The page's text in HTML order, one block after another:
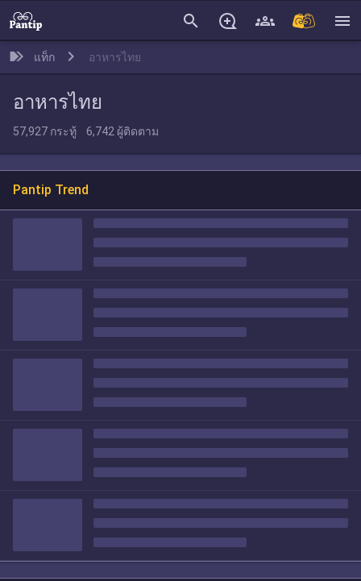
search menu
แท็ก อาหารไทย
อาหารไทย
57,927 กระทู้ 6,742 ผู้ติดตาม
Pantip Trend